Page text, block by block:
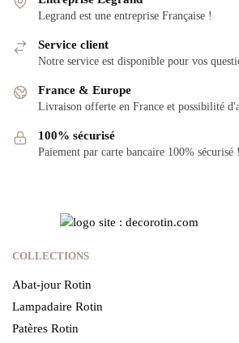
Legrand est une entreprise Française !
Service client
Notre service est disponible pour vos
France & Europe
Livraison offerte en France et possibilité
100% sécurisé
Paiement par carte bancaire 100% sécurisé !
COLLECTIONS
Abat-jour Rotin
Lampadaire Rotin
Patères Rotin